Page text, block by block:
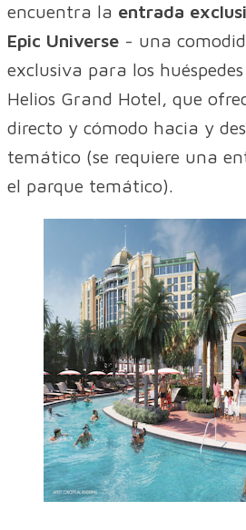
encuentra la entrada
Epic Universe - una
exclusiva para los
Helios Grand Hotel, que
directo y cómodo hacia y
temático (se requiere una
el parque temático).